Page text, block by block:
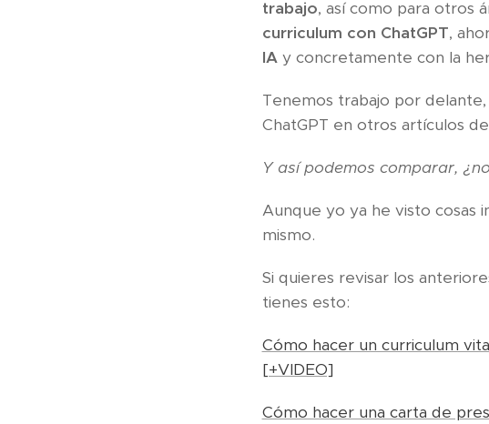
trabajo, así como para otros
curriculum con ChatGPT,
IAy concretamente con la
Tenemos trabajo por
ChatGPT en otros artículos
Y así podemos comparar,
Aunque yo ya he visto cosas
mismo.
Si quieres revisar los
tienes esto:
Cómo hacer un curriculum
[+VIDEO]
Cómo hacer una carta de